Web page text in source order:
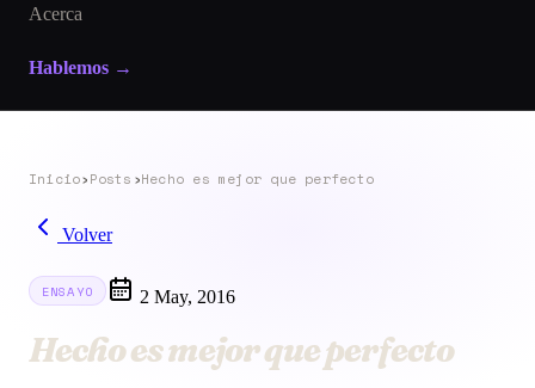
Acerca
Hablemos →
Inicio›Posts ›Hecho es mejor que perfecto
Volver
ENSAYO 2 May, 2016
Hecho es mejor que perfecto